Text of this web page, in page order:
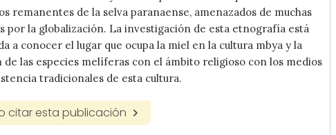
remanentes de la selva paranaense, amenazados de muchas
por la globalización. La investigación de esta etnografía está
a conocer el lugar que ocupa la miel en la cultura mbya y la
de las especies melíferas con el ámbito religioso con los medios
tradicionales de esta cultura.
citar esta publicación